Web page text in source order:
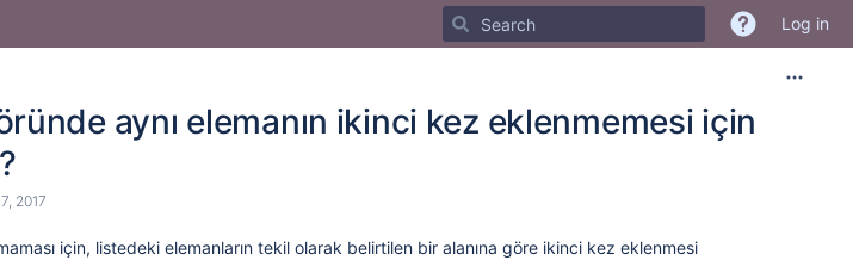
Log in
aynı elemanın ikinci kez eklenmemesi için
2017
için, listedeki elemanların tekil olarak belirtilen bir alanına göre ikinci kez eklenmesi